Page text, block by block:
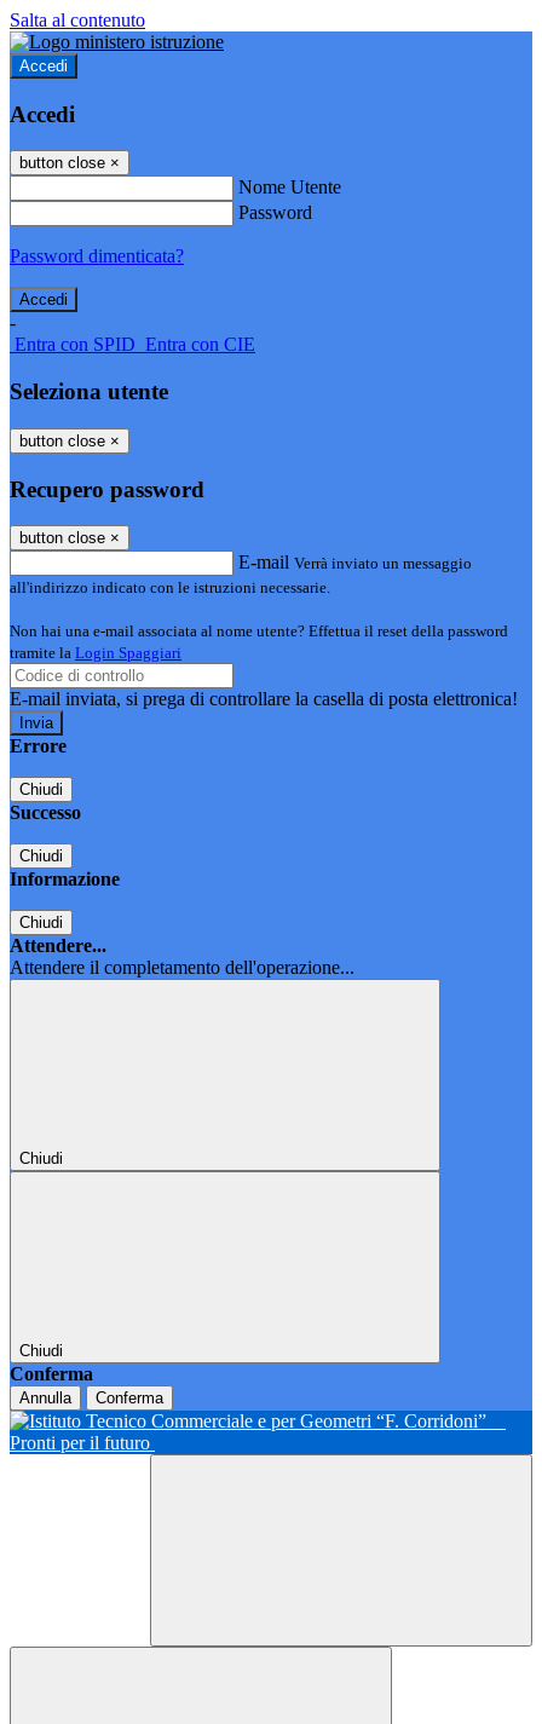
Salta al contenuto
Accedi
Accedi
button close ×
Nome Utente
Password
Password dimenticata?
-
Entra con SPID Entra con CIE
Seleziona utente
button close ×
Recupero password
button close ×
E-mail Verrà inviato un messaggio
all'indirizzo indicato con le istruzioni necessarie.
Non hai una e-mail associata al nome utente? Effettua il reset della password
tramite la Login Spaggiari
E-mail inviata, si prega di controllare la casella di posta elettronica!
Errore
Chiudi
Successo
Chiudi
Informazione
Chiudi
Attendere...
Attendere il completamento dell'operazione...
Chiudi
Chiudi
Conferma
Annulla Conferma
Pronti per il futuro